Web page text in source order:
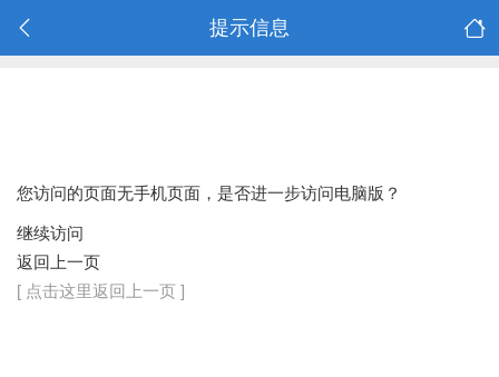
提示信息
您访问的页面无手机页面，是否进一步访问电脑版？
继续访问
返回上一页
[ 点击这里返回上一页 ]